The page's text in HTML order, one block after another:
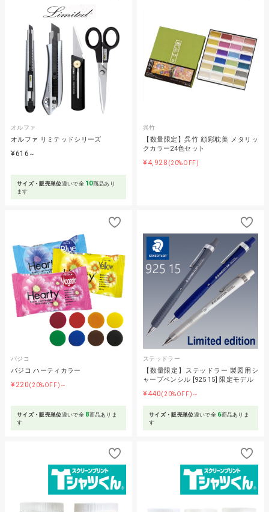
オルファ
オルファ リミテッドシリーズ
¥616 ～
サイズ・販売単位違いで全 10商品あり
ます
呉竹
【数量限定】呉竹 顔彩耽美 メタリッ
クカラー24色セット
¥4,928 (20%OFF)
パジコ
パジコ ハーティカラー
¥220(20%OFF)～
サイズ・販売単位違いで全 8商品ありま
す
ステッドラー
【数量限定】ステッドラー 製図用シ
ャープペンシル [925 15] 限定モデル
¥440(20%OFF)～
サイズ・販売単位違いで全 6商品ありま
す